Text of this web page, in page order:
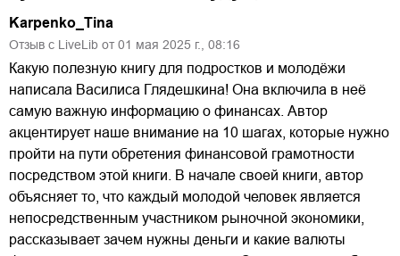
Karpenko_Tina
Отзыв с LiveLib от 01 мая 2025 г., 08:16
Какую полезную книгу для подростков и молодёжи
написала Василиса Глядешкина! Она включила в неё
самую важную информацию о финансах. Автор
акцентирует наше внимание на 10 шагах, которые нужно
пройти на пути обретения финансовой грамотности
посредством этой книги. В начале своей книги, автор
объясняет то, что каждый молодой человек является
непосредственным участником рыночной экономики,
рассказывает зачем нужны деньги и какие валюты